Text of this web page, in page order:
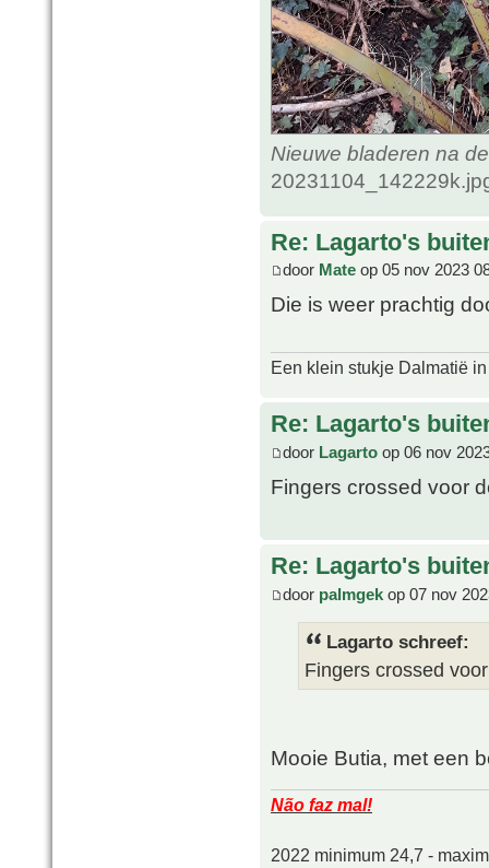
Nieuwe bladeren na
Re: Lagarto's
door Mate op 05 nov 2023
Die is weer prachtig
Een klein stukje Dalmatië
Re: Lagarto's
door Lagarto op 06 nov
Fingers crossed voor
Re: Lagarto's
door palmgek op 07 nov
Lagarto schreef:
Fingers crossed
Mooie Butia, met een
Não faz mal!
2022 minimum 24,7 -